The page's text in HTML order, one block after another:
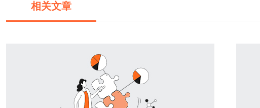
相关文章